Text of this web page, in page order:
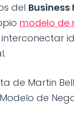
del
modelo de
de Martin
de